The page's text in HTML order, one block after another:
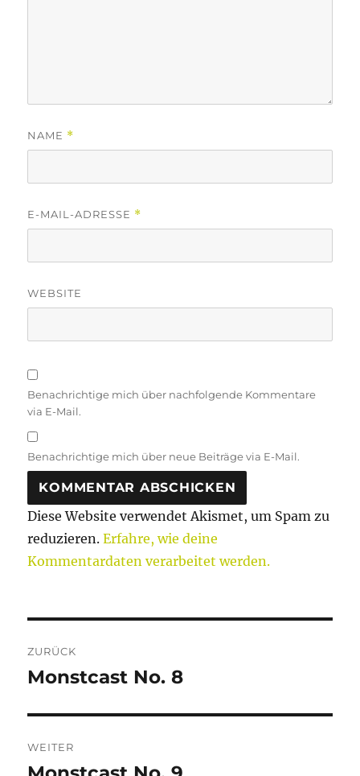
NAME *
E-MAIL-ADRESSE *
WEBSITE
Benachrichtige mich über nachfolgende Kommentare
via E-Mail.
Benachrichtige mich über neue Beiträge via E-Mail.
Diese Website verwendet Akismet, um Spam zu
reduzieren.Erfahre, wie deine
Kommentardaten verarbeitet werden.
ZURÜCK
Vorheriger
Monstcast No. 8
WEITER
Nächster